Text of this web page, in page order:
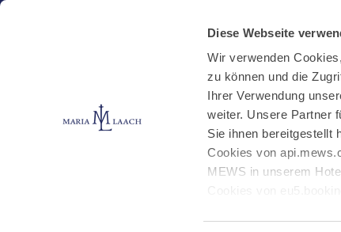
Diese Webseite
Wir verwenden
zu können und die
Ihrer Verwendung
weiter. Unsere Partner
Sie ihnen bereitgestellt
Cookies von
MEWS in unserem
Kloster Klosterbetriebe
E-Mail schreiben
E-Mail schreiben
Your message to | Ihre Nachricht an | Tu